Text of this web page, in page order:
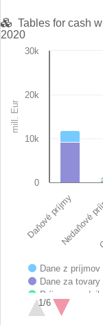
Tables for cash
2020
Bar chart with 12
View as data table, Chart
The chart has 1 X
The chart has 1 Y
mill. Eur
Dane z
Dane za
Príjmy z
1/6
Daňové príjmy
0
10k
20k
30k